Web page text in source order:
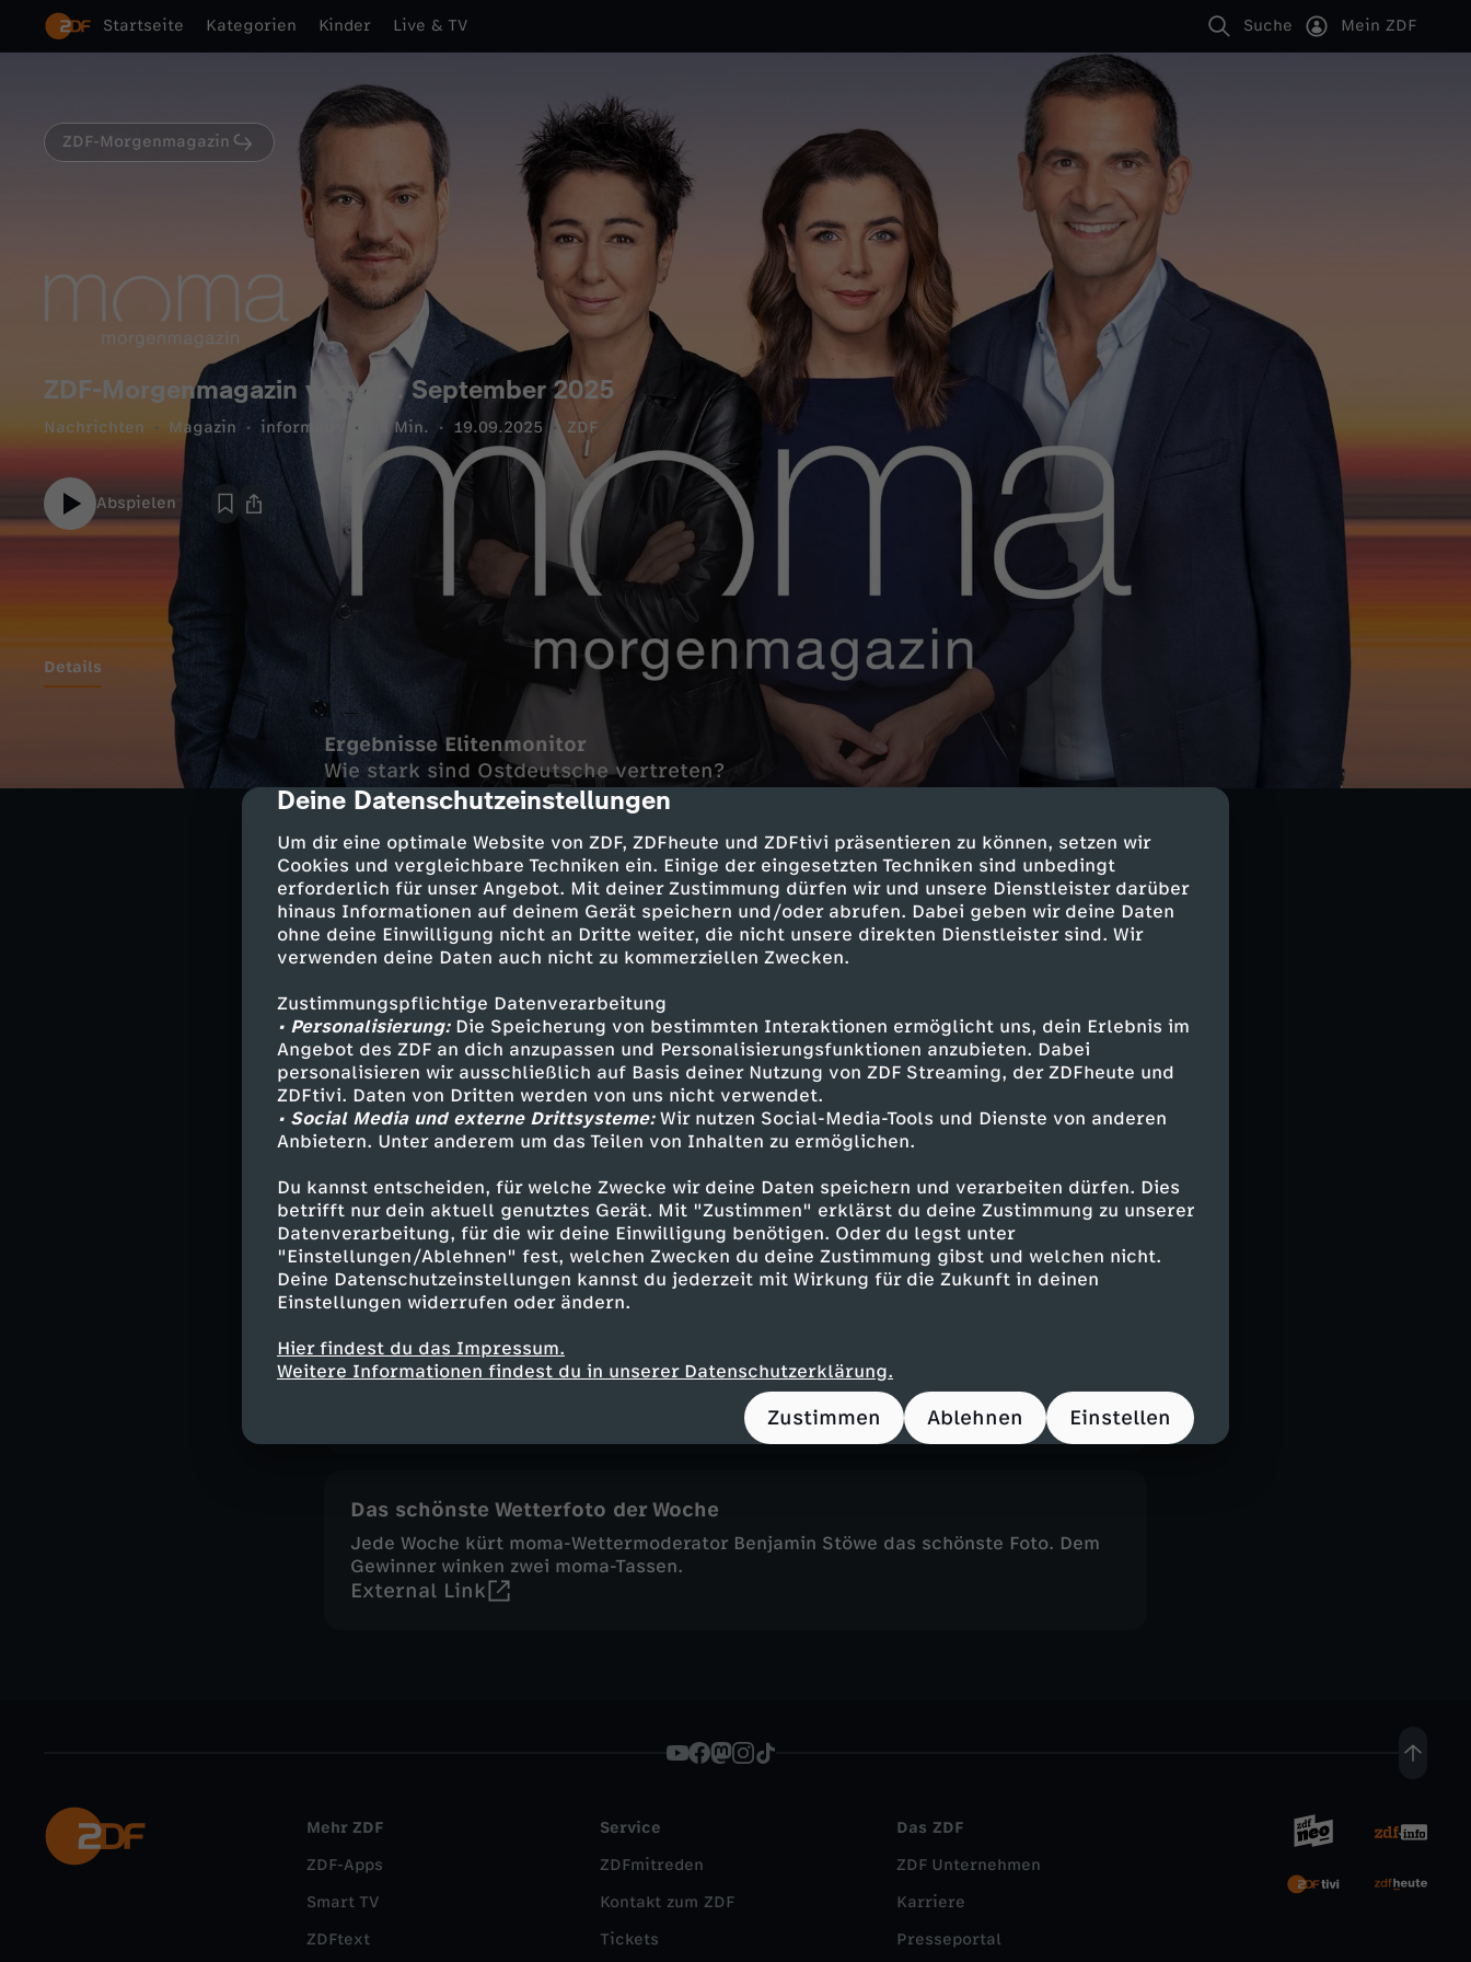
cmp-dialog-description
Deine Datenschutzeinstellungen
Um dir eine optimale Website von ZDF, ZDFheute und ZDFtivi präsentieren zu können, setzen wir
Cookies und vergleichbare Techniken ein. Einige der eingesetzten Techniken sind unbedingt
erforderlich für unser Angebot. Mit deiner Zustimmung dürfen wir und unsere Dienstleister darüber
hinaus Informationen auf deinem Gerät speichern und/oder abrufen. Dabei geben wir deine Daten
ohne deine Einwilligung nicht an Dritte weiter, die nicht unsere direkten Dienstleister sind. Wir
verwenden deine Daten auch nicht zu kommerziellen Zwecken.
Zustimmungspflichtige Datenverarbeitung
• Personalisierung:Die Speicherung von bestimmten Interaktionen ermöglicht uns, dein Erlebnis im
Angebot des ZDF an dich anzupassen und Personalisierungsfunktionen anzubieten. Dabei
personalisieren wir ausschließlich auf Basis deiner Nutzung von ZDF Streaming, der ZDFheute und
ZDFtivi. Daten von Dritten werden von uns nicht verwendet.
• Social Media und externe Drittsysteme:Wir nutzen Social-Media-Tools und Dienste von anderen
Anbietern. Unter anderem um das Teilen von Inhalten zu ermöglichen.
Du kannst entscheiden, für welche Zwecke wir deine Daten speichern und verarbeiten dürfen. Dies
betrifft nur dein aktuell genutztes Gerät. Mit "Zustimmen" erklärst du deine Zustimmung zu unserer
Datenverarbeitung, für die wir deine Einwilligung benötigen. Oder du legst unter
"Einstellungen/Ablehnen" fest, welchen Zwecken du deine Zustimmung gibst und welchen nicht.
Deine Datenschutzeinstellungen kannst du jederzeit mit Wirkung für die Zukunft in deinen
Einstellungen widerrufen oder ändern.
Hier findest du das Impressum.
Weitere Informationen findest du in unserer Datenschutzerklärung.
Zustimmen Ablehnen Einstellen
Startseite Kategorien Kinder Live & TV Suche Mein ZDF
ZDF-Morgenmagazin
ZDF-Morgenmagazin vom 19. September 2025
Nachrichten Magazin informativ 93 Min. 19.09.2025 ZDF
Abspielen
Details
Ergebnisse Elitenmonitor
Wie stark sind Ostdeutsche vertreten?
Spitzenforschung mit Quantencomputern
Zu Gast: Clara Bünger, Die Linke
Mitglied des Wahlausschusses
Ostbeauftragte der Bundesregierung
Ähnliche Inhalte entdecken
moma Extra
Besuchen Sie uns im moma Café
Seien Sie dabei, wenn Showgrößen und Stars zu Gast sind. Gehen Sie auf
Tuchfühlung mit Bands, die ihre Hits performen. Werfen Sie im moma café einen
Das schönste Wetterfoto der Woche
Jede Woche kürt moma-Wettermoderator Benjamin Stöwe das schönste Foto. Dem
Gewinner winken zwei moma-Tassen.
External Link
Mehr ZDF
ZDF-Apps
Smart TV
ZDFtext
Service
ZDFmitreden
Kontakt zum ZDF
Tickets
Das ZDF
ZDF Unternehmen
Karriere
Presseportal